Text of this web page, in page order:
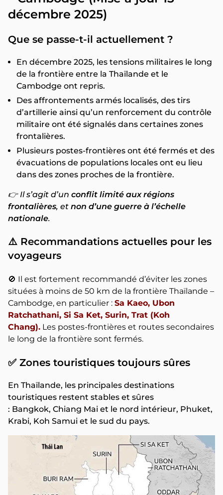
décembre 2025)
Que se passe-t-il actuellement ?
En décembre 2025, les tensions militaires le long
de la frontière entre la Thaïlande et le
Cambodge ont repris.
Des affrontements armés localisés, des tirs
d’artillerie ainsi qu’un renforcement du contrôle
militaire ont été signalés dans certaines zones
frontalières.
Plusieurs postes-frontières ont été fermés et des
évacuations de populations locales ont eu lieu
dans des zones proches de la frontière.
👉 Il s’agit d’un conflit limité aux régions
frontalières, et non d’une guerre à l’échelle
nationale.
⚠️ Recommandations actuelles pour les
voyageurs
🚫 Il est fortement recommandé d’éviter les zones
situées à moins de 50 km de la frontière Thaïlande –
Cambodge, en particulier : Sa Kaeo, Ubon
Ratchathani, Si Sa Ket, Surin, Trat (Koh
Chang). Les postes-frontières et routes secondaires
le long de la frontière sont fermés.
✅ Zones touristiques toujours sûres
En Thaïlande, les principales destinations
touristiques restent stables et sûres
: Bangkok, Chiang Mai et le nord intérieur, Phuket,
Krabi, Koh Samui et le sud du pays.